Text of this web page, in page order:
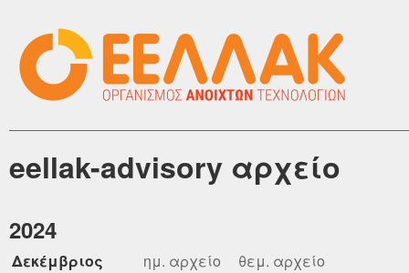
eellak-advisory αρχείο
2024
Δεκέμβριος ημ. αρχείο
θεμ. αρχείο